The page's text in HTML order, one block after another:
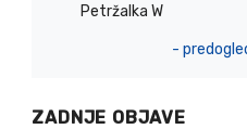
Petržalka W
-
ZADNJE OBJAVE